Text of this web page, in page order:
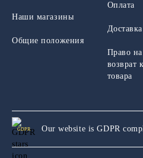
Наши магазины
Общие положения
Оплата
Право
возврат
товара
GDPR Our website is GDPR